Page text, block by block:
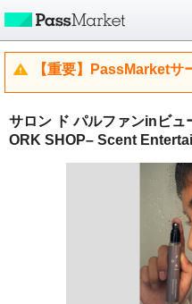
【重要】PassMarketサ
サロン ド パルファンinビ
ORK SHOP– Scent